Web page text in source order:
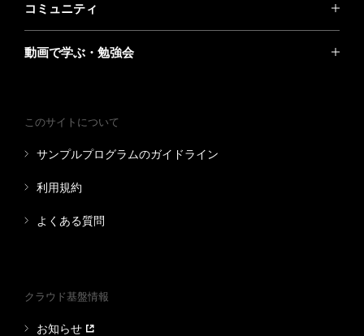
コミュニティ
動画で学ぶ・勉強会
このサイトについて
サンプルプログラムのガイドライン
利用規約
よくある質問
クラウド基盤情報
お知らせ